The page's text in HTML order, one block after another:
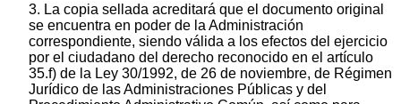
3. La copia sellada acreditará que el documento original
se encuentra en poder de la Administración
correspondiente, siendo válida a los efectos del ejercicio
por el ciudadano del derecho reconocido en el artículo
35.f) de la Ley 30/1992, de 26 de noviembre, de Régimen
Jurídico de las Administraciones Públicas y del